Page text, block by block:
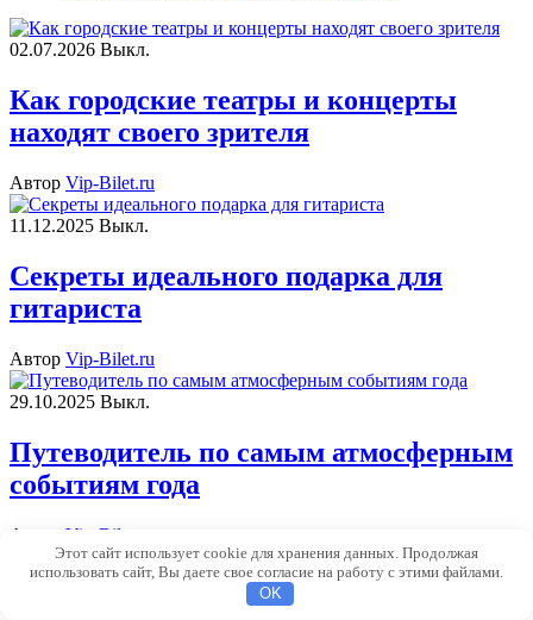
02.07.2026 Выкл.
Как городские театры и концерты
находят своего зрителя
Автор Vip-Bilet.ru
11.12.2025 Выкл.
Секреты идеального подарка для
гитариста
Автор Vip-Bilet.ru
29.10.2025 Выкл.
Путеводитель по самым атмосферным
событиям года
Автор Vip-Bilet.ru
Сайт работает наWordPress |Тема:Envo Magazine
Этот сайт использует cookie для хранения данных. Продолжая
использовать сайт, Вы даете свое согласие на работу с этими файлами.
OK